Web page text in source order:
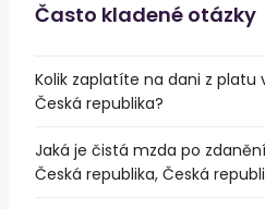
Často kladené otázky
Kolik zaplatíte na dani z platu
Česká republika?
Jaká je čistá mzda po
Česká republika, Česká